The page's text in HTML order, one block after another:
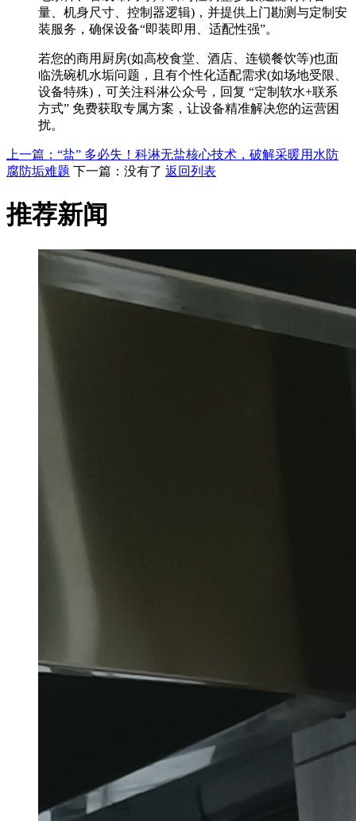
量、机身尺寸、控制器逻辑)，并提供上门勘测与定制安
装服务，确保设备“即装即用、适配性强”。
若您的商用厨房(如高校食堂、酒店、连锁餐饮等)也面
临洗碗机水垢问题，且有个性化适配需求(如场地受限、
设备特殊)，可关注科淋公众号，回复 “定制软水+联系
方式” 免费获取专属方案，让设备精准解决您的运营困
扰。
上一篇：“盐” 多必失！科淋无盐核心技术，破解采暖用水防
腐防垢难题 下一篇：没有了 返回列表
推荐新闻